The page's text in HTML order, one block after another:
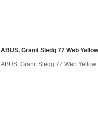
ABUS, Granit Sledg 77 Web
ABUS, Granit Sledg 77 Web Yellow